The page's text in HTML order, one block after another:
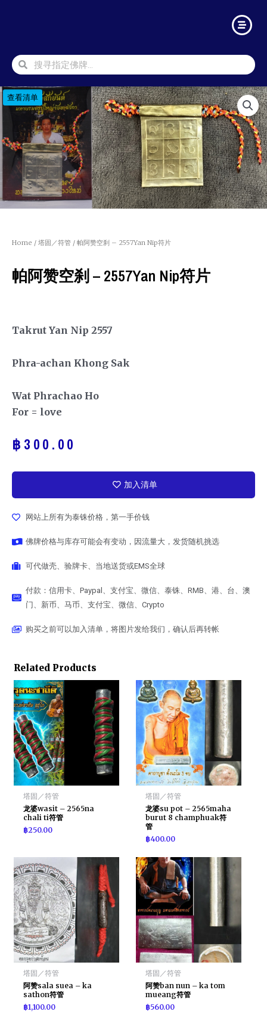
查看清单
Home / 塔固／符管 / 帕阿赞空刹 – 2557Yan Nip符片
帕阿赞空刹 – 2557Yan Nip符片
Takrut Yan Nip 2557
Phra-achan Khong Sak
Wat Phrachao Ho
For = love
฿ 300.00
加入清单
网站上所有为泰铢价格，第一手价钱
佛牌价格与库存可能会有变动，因流量大，发货随机挑选
可代做壳、验牌卡、当地送货或EMS全球
付款：信用卡、Paypal、支付宝、微信、泰铢、RMB、港、台、澳
门、新币、马币、支付宝、微信、Crypto
购买之前可以加入清单，将图片发给我们，确认后再转帐
Related Products
塔固／符管
龙婆wasit – 2565na
chali ti符管
฿250.00
塔固／符管
龙婆su pot – 2565maha
burut 8 champhuak符
管
฿400.00
塔固／符管
阿赞sala suea – ka
sathon符管
฿1,100.00
塔固／符管
阿赞ban nun – ka tom
mueang符管
฿560.00